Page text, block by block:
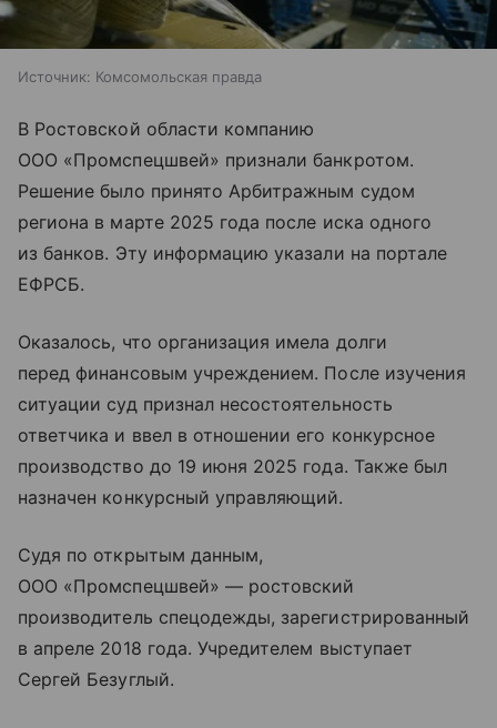
Источник: Комсомольская правда
В Ростовской области компанию
ООО «Промспецшвей» признали банкротом.
Решение было принято Арбитражным судом
региона в марте 2025 года после иска одного
из банков. Эту информацию указали на портале
ЕФРСБ.
Оказалось, что организация имела долги
перед финансовым учреждением. После изучения
ситуации суд признал несостоятельность
ответчика и ввел в отношении его конкурсное
производство до 19 июня 2025 года. Также был
назначен конкурсный управляющий.
Судя по открытым данным,
ООО «Промспецшвей» — ростовский
производитель спецодежды, зарегистрированный
в апреле 2018 года. Учредителем выступает
Сергей Безуглый.